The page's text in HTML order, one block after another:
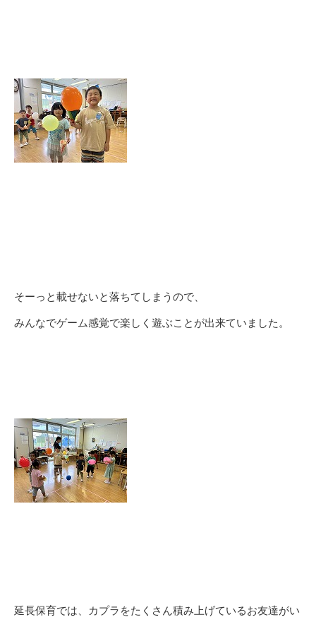
そーっと載せないと落ちてしまうので、
みんなでゲーム感覚で楽しく遊ぶことが出来ていました。
延長保育では、カプラをたくさん積み上げているお友達がい